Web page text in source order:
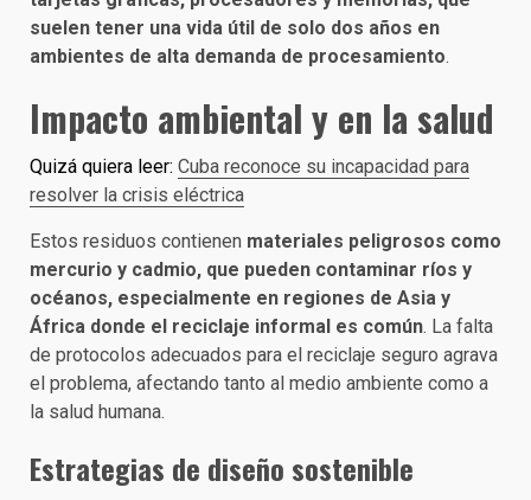
suelen tener una vida útil de solo dos años en
ambientes de alta demanda de procesamiento.
Impacto ambiental y en la salud
Quizá quiera leer: Cuba reconoce su incapacidad para
resolver la crisis eléctrica
Estos residuos contienen materiales peligrosos como
mercurio y cadmio, que pueden contaminar ríos y
océanos, especialmente en regiones de Asia y
África donde el reciclaje informal es común. La falta
de protocolos adecuados para el reciclaje seguro agrava
el problema, afectando tanto al medio ambiente como a
la salud humana.
Estrategias de diseño sostenible